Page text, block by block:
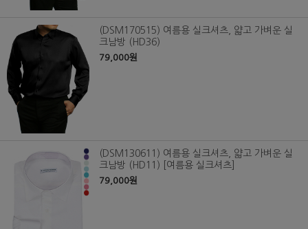
(DSM170515) 여름용 실크셔츠, 얇고 가벼운 실
크남방 (HD36)
79,000원
(DSM130611) 여름용 실크셔츠, 얇고 가벼운 실
크남방 (HD11) [여름용 실크셔츠]
79,000원